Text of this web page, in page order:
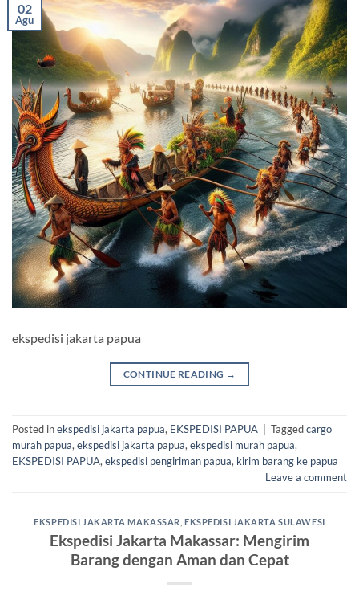
02
Agu
ekspedisi jakarta papua
CONTINUE READING →
Posted inekspedisi jakarta papua, EKSPEDISI PAPUA Taggedcargo
murah papua,ekspedisi jakarta papua,ekspedisi murah papua,
EKSPEDISI PAPUA,ekspedisi pengiriman papua, kirim barang ke papua
Leave a comment
EKSPEDISI JAKARTA MAKASSAR ,EKSPEDISI JAKARTA SULAWESI
Ekspedisi Jakarta Makassar: Mengirim
Barang dengan Aman dan Cepat